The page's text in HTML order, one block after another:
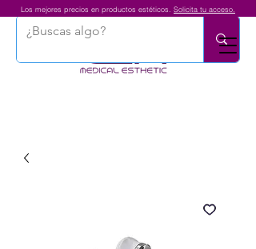
Los mejores precios en productos estéticos. Solicita tu acceso.